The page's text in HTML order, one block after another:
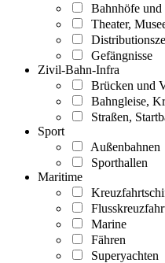
Bahnhöfe und
Theater,
Gefängnisse
Zivil-Bahn-Infra
Brücken und
Bahngleise,
Straßen,
Sport
Außenbahnen
Sporthallen
Maritime
Marine
Fähren
Superyachten